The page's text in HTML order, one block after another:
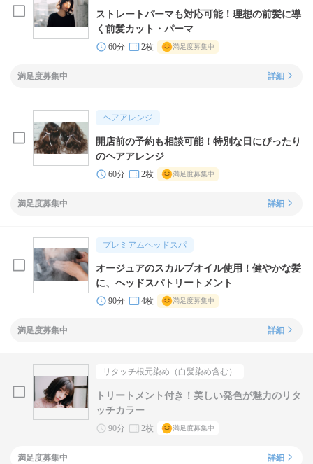
ストレートパーマも対応可能！理想の前髪に導
く前髪カット・パーマ
60分 2枚 満足度募集中
満足度募集中 詳細
ヘアアレンジ
開店前の予約も相談可能！特別な日にぴったり
のヘアアレンジ
60分 2枚 満足度募集中
満足度募集中 詳細
プレミアムヘッドスパ
オージュアのスカルプオイル使用！健やかな髪
に、ヘッドスパトリートメント
90分 4枚 満足度募集中
満足度募集中 詳細
リタッチ根元染め（白髪染め含む）
トリートメント付き！美しい発色が魅力のリタ
ッチカラー
90分 2枚 満足度募集中
満足度募集中 詳細